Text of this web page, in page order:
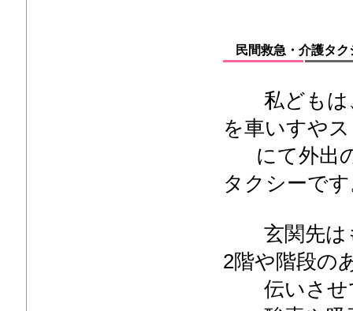
民間救急・介護タ
私どもは、
を車いすや
にて外出の
タクシーで
玄関先はも
2階や階段の
伝いさせ